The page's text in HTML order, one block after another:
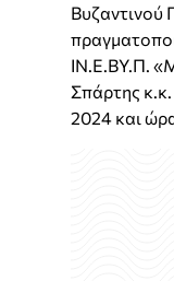
Βυζαντινού
ΙΝ.Ε.ΒΥ.Π.
Σπάρτης
2024 και